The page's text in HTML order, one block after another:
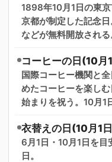
1898年10月1日の東
京都が制定した記念
などが無料開放される
コーヒーの日(10月
国際コーヒー機関と
めたコーヒーを楽し
始まりを祝う。10月1
衣替えの日(10月1
6月1日・10月1日を目
日。